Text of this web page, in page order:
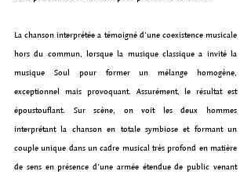
La chanson interprétée a témoigné d’une coexistence musicale
hors du commun, lorsque la musique classique a invité la
musique Soul pour former un mélange homogène,
exceptionnel mais provoquant. Assurément, le résultat est
époustouflant. Sur scène, on voit les deux hommes
interprétant la chanson en totale symbiose et formant un
couple unique dans un cadre musical très profond en matière
de sens en présence d’une armée étendue de public venant